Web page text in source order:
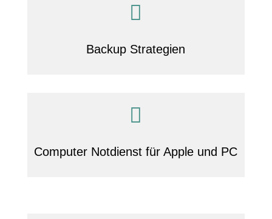

Backup Strategien

Computer Notdienst für Apple und PC